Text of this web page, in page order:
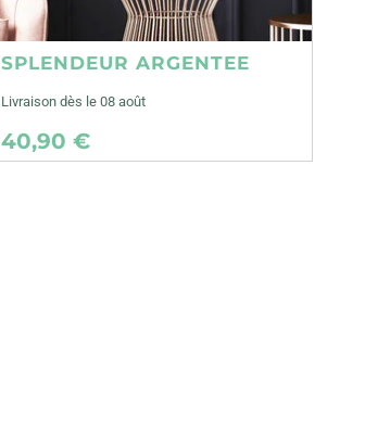
SPLENDEUR ARGENTEE
Livraison dès le 08 août
40,90 €